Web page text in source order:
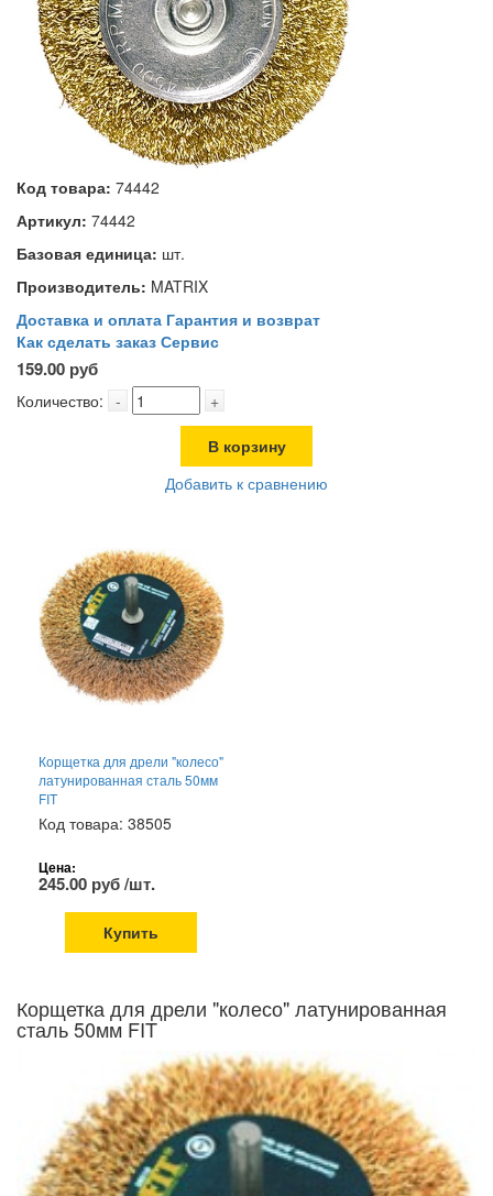
Код товара: 74442
Артикул: 74442
Базовая единица: шт.
Производитель: MATRIX
Доставка и оплата Гарантия и возврат
Как сделать заказ Сервис
159.00 руб
Количество: - +
В корзину
Добавить к сравнению
Корщетка для дрели "колесо"
латунированная сталь 50мм
FIT
Код товара: 38505
Цена:
245.00 руб /шт.
Купить
Корщетка для дрели "колесо" латунированная
сталь 50мм FIT